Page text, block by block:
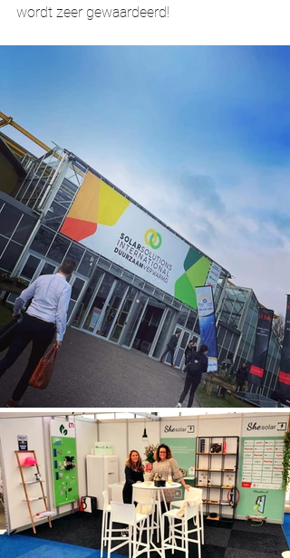
wordt zeer gewaardeerd!